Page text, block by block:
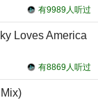
有9989人听过
Loves America
有8869人听过